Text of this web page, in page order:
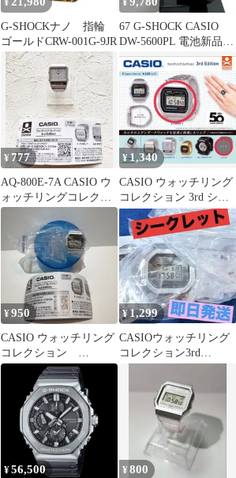
¥
G-SHOCKナノ 指輪
ゴールドCRW-001G-9JR
¥
67 G-SHOCK CASIO
DW-5600PL 電池新品
整備済
¥ 777
AQ-800E-7A CASIO ウ
ォッチリングコレクシ
ョン ガチャ
¥1,340
CASIO ウォッチリング
コレクション 3rd シー
クレット.A158WA-1
¥950
CASIO ウォッチリング
コレクション
A158WA-1 ミニチュア
時計ガチャ
¥1,299
CASIOウォッチリング
コレクション3rd
レット③
¥56,500 ¥800